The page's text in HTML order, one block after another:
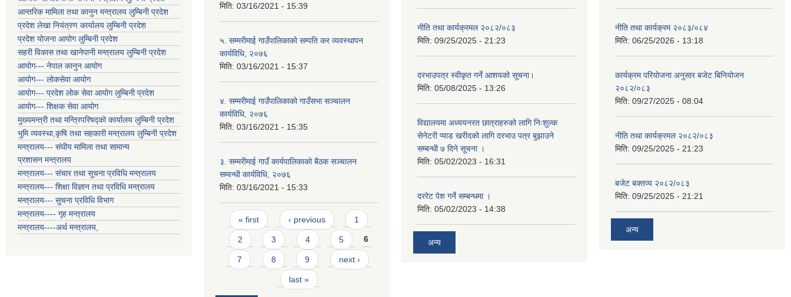
आन्तरिक मामिला तथा कानुन मन्त्रालय लुम्बिनी प्रदेश
प्रदेश लेखा नियंत्रण कार्यालय लुम्बिनी प्रदेश
प्रदेश योजना आयोग लुम्बिनी प्रदेश
सहरी विकास तथा खानेपानी मन्त्रालय लुम्बिनी प्रदेश
आयोग--- नेपाल कानुन आयोग
आयोग--- लोकसेवा आयोग
आयोग--- प्रदेश लोक सेवा आयोग लुम्बिनी प्रदेश
आयोग--- शिक्षक सेवा आयोग
मुख्यमन्त्री तथा मन्त्रिपरिषद्को कार्यालय लुम्बिनी प्रदेश
भुमि व्यवस्था,कृषि तथा सहकारी मन्त्रालय लुम्बिनी प्रदेश
मन्त्रालय--- संघीय मामिला तथा सामान्य
प्रशासन मन्त्रालय
मन्त्रालय--- संचार तथा सूचना प्रविधि मन्त्रालय
मन्त्रालय--- शिक्षा विज्ञान तथा प्रविधि मन्त्रालय
मन्त्रालय--- सुचना प्रविधि विभाग
मन्त्रालय---- गृह मन्त्रालय
मन्त्रालय----अर्थ मन्त्रालय,
मिति: 03/16/2021 - 15:39
५. सम्मरीमाई गाउँपालिकाको सम्पति कर व्यवस्थापन
कार्यविधि, २०७६
मिति: 03/16/2021 - 15:37
४. सम्मरीमाई गाउँपालिकाको गाउँसभा सञ्चालन
कार्यविधि, २०७६
मिति: 03/16/2021 - 15:35
३. सम्मरीमाई गाउँ कार्यपालिकाको बैठक सञ्चालन
सम्वन्धी कार्यविधि, २०७६
मिति: 03/16/2021 - 15:33
Pages
« first ‹ previous 1
2 3 4 5 6
7 8 9 next ›
last »
नीति तथा कार्यक्रमल २०८२/०८३
मिति: 09/25/2025 - 21:23
दरभाउपत्र स्वीकृत गर्ने आशयको सूचना।
मिति: 05/08/2025 - 13:26
विद्यालयमा अध्ययनरत छात्राहरुको लागि निःशुल्क
सेनेटरी प्याड खरीदको लागि दरभाउ पत्र बुझाउने
सम्बन्धी ७ दिने सूचना ।
मिति: 05/02/2023 - 16:31
दररेट पेश गर्ने सम्बन्धमा ।
मिति: 05/02/2023 - 14:38
अन्य
नीति तथा कार्यक्रम २०८३/०८४
मिति: 06/25/2026 - 13:18
कार्यक्रम परियोजना अनुसार बजेट बिनियोजन
२०८२/०८३
मिति: 09/27/2025 - 08:04
नीति तथा कार्यक्रमल २०८२/०८३
मिति: 09/25/2025 - 21:23
बजेट बक्तव्य २०८२/०८३
मिति: 09/25/2025 - 21:21
अन्य